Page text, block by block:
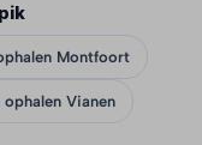
Montfoort
Vianen